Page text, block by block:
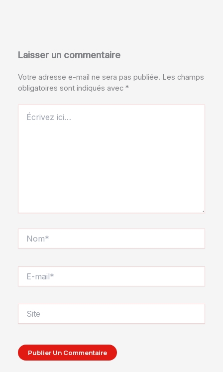
Laisser un commentaire
Votre adresse e-mail ne sera pas publiée. Les champs
obligatoires sont indiqués avec*
ici…
mail*